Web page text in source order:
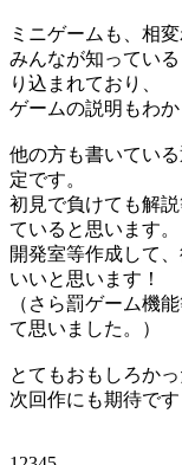
ミニゲームも、相
みんなが知ってい
り込まれており、
ゲームの説明もわ
他の方も書いてい
定です。
初見で負けても解
ていると思います。
開発室等作成して
いいと思います！
（さら罰ゲーム機
て思いました。）
とてもおもしろかっ
次回作にも期待です